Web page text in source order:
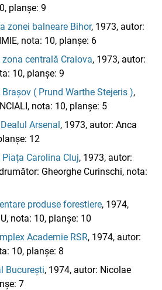
planșe: 9
zonei balneare Bihor, 1973, autor:
nota: 10, planșe: 6
centrală Craiova, 1973, autor:
10, planșe: 9
( Prund Warthe Stejeris ),
nota: 10, planșe: 5
Arsenal, 1973, autor: Anca
12
Carolina Cluj, 1973, autor:
Gheorghe Curinschi, nota:
produse forestiere, 1974,
nota: 10, planșe: 10
Academie RSR, 1974, autor:
10, planșe: 8
București, 1974, autor: Nicolae
7